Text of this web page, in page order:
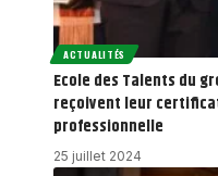
ACTUALITÉS
Ecole des Talents du
reçoivent leur
professionnelle
25 juillet 2024